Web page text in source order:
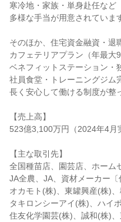
寒冷地・家族・単身赴任など
多様な手当が用意されていま
そのほか、住宅資金融資・退
カフェテリアプラン（年最大
ベネフィットステーション・
社員食堂・トレーニングジム
長く安心して働ける制度が整
【売上高】
523億3,100万円（2024年4月
【主な取引先】
全国種苗店、園芸店、ホーム
JA全農、JA、資材メーカー〔
オカモト(株)、東罐興産(株)、
タキロンシーアイ(株)、ハイ
住友化学園芸(株)、誠和(株)、